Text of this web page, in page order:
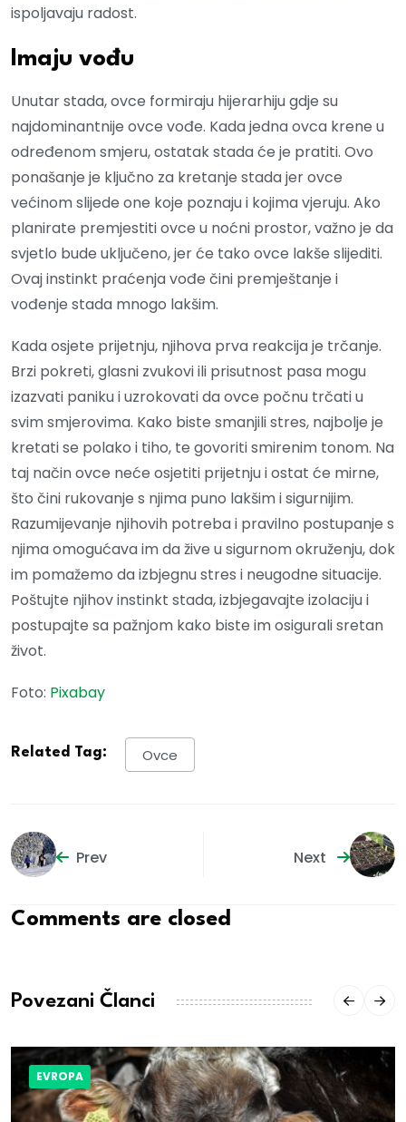
ispoljavaju radost.
Imaju vođu
Unutar stada, ovce formiraju hijerarhiju gdje su
najdominantnije ovce vođe. Kada jedna ovca krene u
određenom smjeru, ostatak stada će je pratiti. Ovo
ponašanje je ključno za kretanje stada jer ovce
većinom slijede one koje poznaju i kojima vjeruju. Ako
planirate premjestiti ovce u noćni prostor, važno je da
svjetlo bude uključeno, jer će tako ovce lakše slijediti.
Ovaj instinkt praćenja vođe čini premještanje i
vođenje stada mnogo lakšim.
Kada osjete prijetnju, njihova prva reakcija je trčanje.
Brzi pokreti, glasni zvukovi ili prisutnost pasa mogu
izazvati paniku i uzrokovati da ovce počnu trčati u
svim smjerovima. Kako biste smanjili stres, najbolje je
kretati se polako i tiho, te govoriti smirenim tonom. Na
taj način ovce neće osjetiti prijetnju i ostat će mirne,
što čini rukovanje s njima puno lakšim i sigurnijim.
Razumijevanje njihovih potreba i pravilno postupanje s
njima omogućava im da žive u sigurnom okruženju, dok
im pomažemo da izbjegnu stres i neugodne situacije.
Poštujte njihov instinkt stada, izbjegavajte izolaciju i
postupajte sa pažnjom kako biste im osigurali sretan
život.
Foto: Pixabay
Related Tag: Ovce
Prev Next
Comments are closed
Povezani Članci
EVROPA